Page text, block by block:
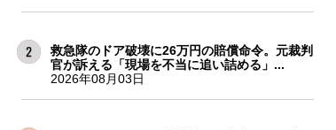
救急隊のドア破壊に26万円の賠償命令。元裁判
官が訴える「現場を不当に追い詰める」...
2026年08月03日